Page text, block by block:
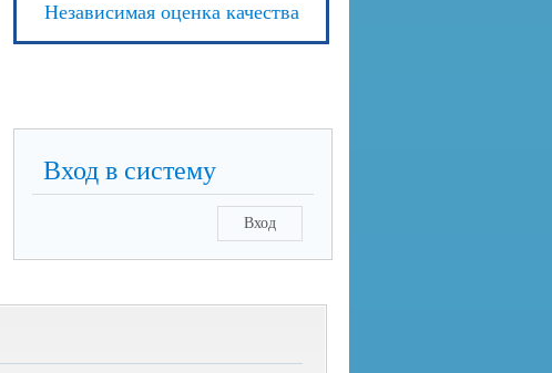
Независимая оценка качества
Вход в систему
Вход